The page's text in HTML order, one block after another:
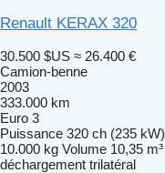
Renault KERAX 320
30.500 $US ≈ 26.400 €
Camion-benne
2003
333.000 km
Euro 3
Puissance 320 ch (235 kW)
10.000 kg Volume 10,35 m³
déchargement trilatéral